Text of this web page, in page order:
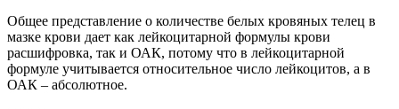
Общее представление о количестве белых кровяных телец в
мазке крови дает как лейкоцитарной формулы крови
расшифровка, так и ОАК, потому что в лейкоцитарной
формуле учитывается относительное число лейкоцитов, а в
ОАК – абсолютное.